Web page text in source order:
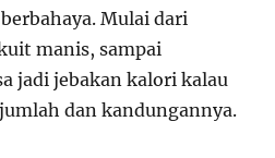
Mulai dari
manis, sampai
jadi jebakan kalori kalau
dan kandungannya.